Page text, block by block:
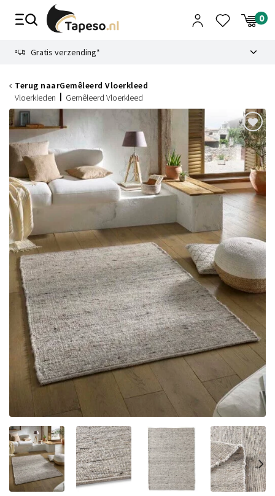
Gratis verzending*
Terug naarGemêleerd Vloerkleed
Vloerkleden
Gemêleerd Vloerkleed